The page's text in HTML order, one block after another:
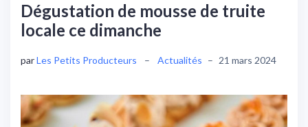
Dégustation de mousse de truite
locale ce dimanche
parLes Petits Producteurs – Actualités – 21 mars 2024